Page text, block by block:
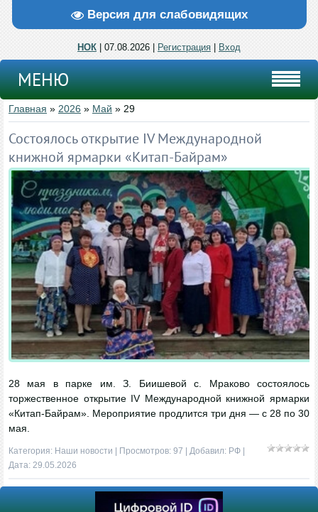
Версия для слабовидящих
НОК | 07.08.2026 | Регистрация Вход
МЕНЮ
Главная » 2026 » Май » 29
Состоялось открытие IV Международной
книжной ярмарки «Китап‑Байрам»
28 мая в парке им. З. Биишевой с. Мраково состоялось
торжественное открытие IV Международной книжной ярмарки
«Китап‑Байрам». Мероприятие продлится три дня — с 28 по 30
мая.
Категория: Наши новости | Просмотров: 97 | Добавил: РФ |
Дата: 29.05.2026